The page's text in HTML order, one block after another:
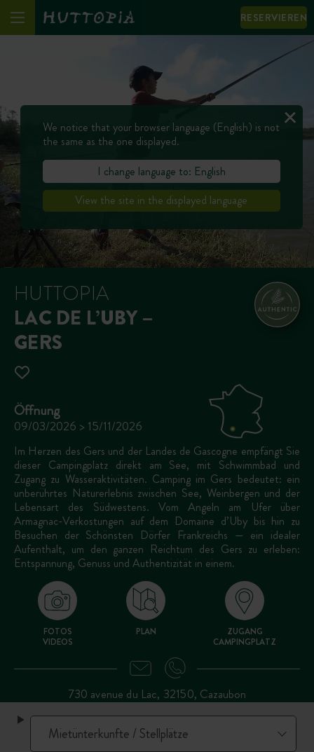
RESERVIEREN
HUTTOPIA
LAC DE L’UBY –
GERS
Öffnung
09/03/2026 > 15/11/2026
Im Herzen des Gers und der Landes de Gascogne empfängt Sie
dieser Campingplatz direkt am See, mit Schwimmbad und
Zugang zu Wasseraktivitäten. Camping im Gers bedeutet: ein
unberührtes Naturerlebnis zwischen See, Weinbergen und der
Lebensart des Südwestens. Vom Angeln am Ufer über
Armagnac-Verkostungen auf dem Domaine d’Uby bis hin zu
Besuchen der Schönsten Dörfer Frankreichs — ein idealer
Aufenthalt, um den ganzen Reichtum des Gers zu erleben:
Entspannung, Genuss und Authentizität in einem.
FOTOS
VIDEOS
PLAN
ZUGANG
CAMPINGPLATZ
730 avenue du Lac, 32150, Cazaubon
We notice that your browser language (English) is not
the same as the one displayed.
I change language to: English
View the site in the displayed language